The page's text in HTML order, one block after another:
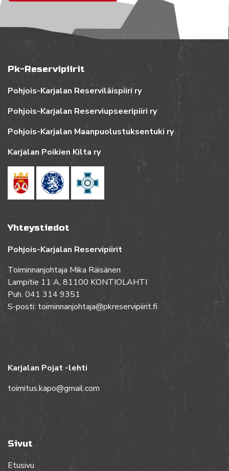
Pk-Reservipiirit
Pohjois-Karjalan Reserviläispiiri ry
Pohjois-Karjalan Reserviupseeripiiri ry
Pohjois-Karjalan Maanpuolustuksentuki ry
Karjalan Poikien Kilta ry
Yhteystiedot
Pohjois-Karjalan Reservipiirit
Toiminnanjohtaja Mika Räisänen
Lampitie 11 A, 81100 KONTIOLAHTI
Puh. 041 314 9351
S-posti: toiminnanjohtaja@pkreservipiirit.fi
Karjalan Pojat -lehti
toimitus.kapo@gmail.com
Sivut
Etusivu